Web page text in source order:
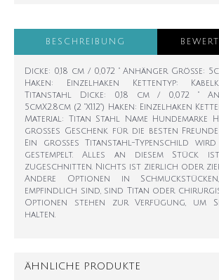
BESCHREIBUNG
Dicke: 0,18 cm / 0,072 " Anhänger Größe:
Haken: Einzelhaken Kettentyp:
Titanstahl Dicke: 0,18 cm / 0,072 "
5cmX2.8cm (2 "X1.12") Haken: Einzelhaken
Material: Titan Stahl Name Hundemarke
großes Geschenk für die besten Freunde
Ein großes Titanstahl-Typenschild
gestempelt. Alles an diesem Stück
zugeschnitten. Nichts ist zierlich oder
Andere Optionen in
empfindlich sind, sind Titan oder
Optionen stehen zur Verfügung, um
halten.
ÄHNLICHE PRODUKTE